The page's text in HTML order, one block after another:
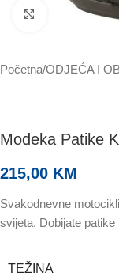
Click to
Početna ODJEĆA I
Modeka Patike
215,00 KM
Svakodnevne
svijeta. Dobijate
TEŽINA